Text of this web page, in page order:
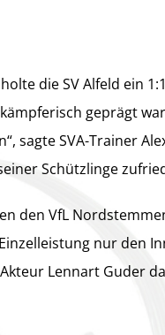
die SV Alfeld ein
geprägt
sagte SVA-Trainer
Schützlinge
den VfL
nur den
Lennart Guder